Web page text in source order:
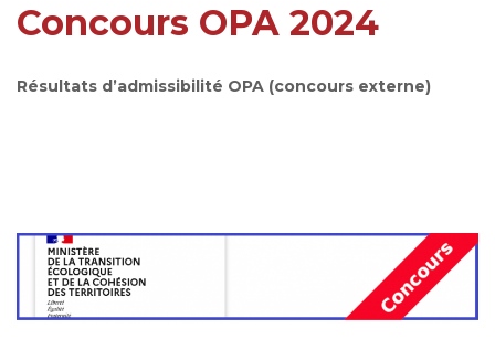
Concours OPA 2024
Résultats d’admissibilité OPA (concours externe)